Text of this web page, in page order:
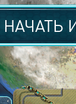
НАЧАТЬ